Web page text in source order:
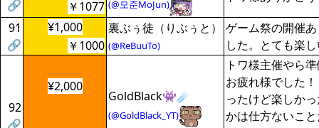
🔗
(@모준MoJun)
￥1077
91
🔗
¥1,000 裏ぶぅ徒（りぶぅと）
(@ReBuuTo)
ゲーム祭の開催
した。とても楽
￥1000
92
🔗
¥2,000
GoldBlack👾☄️
(@GoldBlack_YT)
トワ様主催やら
お疲れ様でした
ったけど楽しか
かは仕方ないこ